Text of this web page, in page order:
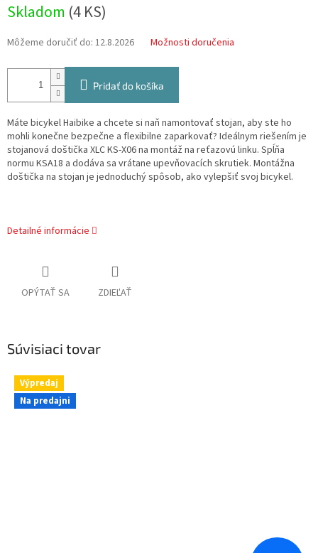
cena:
Skladom (4 KS)
Môžeme doručiť do: 12.8.2026 Možnosti doručenia
Pridať do košíka
Máte bicykel Haibike a chcete si naň namontovať stojan, aby ste ho
mohli konečne bezpečne a flexibilne zaparkovať? Ideálnym riešením je
stojanová doštička XLC KS-X06 na montáž na reťazovú linku. Spĺňa
normu KSA18 a dodáva sa vrátane upevňovacích skrutiek. Montážna
doštička na stojan je jednoduchý spôsob, ako vylepšiť svoj bicykel.
Detailné informácie
OPÝTAŤ SA ZDIEĽAŤ
Súvisiaci tovar
Výpredaj
Na predajni